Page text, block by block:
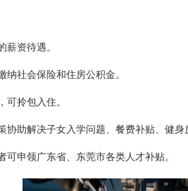
资待遇。
社会保险和住房公积金。
拎包入住。
助解决子女入学问题、餐费补贴、健
申领广东省、东莞市各类人才补贴。